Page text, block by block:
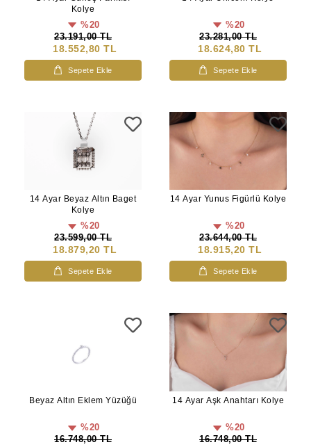
Kolye
%20
23.191,00 TL
18.552,80 TL
Sepete Ekle
%20
23.281,00 TL
18.624,80 TL
Sepete Ekle
14 Ayar Beyaz Altın Baget
Kolye
%20
23.599,00 TL
18.879,20 TL
Sepete Ekle
14 Ayar Yunus Figürlü Kolye
%20
23.644,00 TL
18.915,20 TL
Sepete Ekle
Beyaz Altın Eklem Yüzüğü
%20
16.748,00 TL
14 Ayar Aşk Anahtarı Kolye
%20
16.748,00 TL